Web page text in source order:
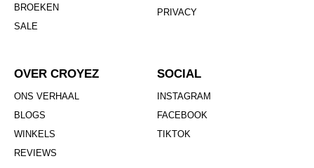
BROEKEN
SALE
PRIVACY
OVER CROYEZ
ONS VERHAAL
BLOGS
WINKELS
REVIEWS
SOCIAL
INSTAGRAM
FACEBOOK
TIKTOK